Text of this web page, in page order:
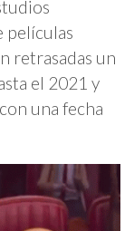
películas
retrasadas un
el 2021 y
una fecha